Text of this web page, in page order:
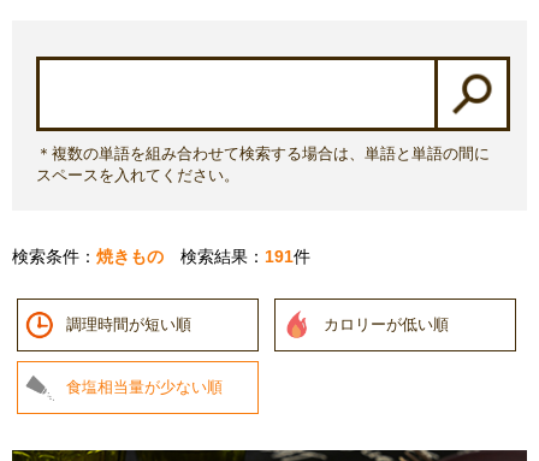
＊複数の単語を組み合わせて検索する場合は、単語と単語の間に
スペースを入れてください。
検索条件： 焼きもの 検索結果： 191件
調理時間が短い順 カロリーが低い順
食塩相当量が少ない順